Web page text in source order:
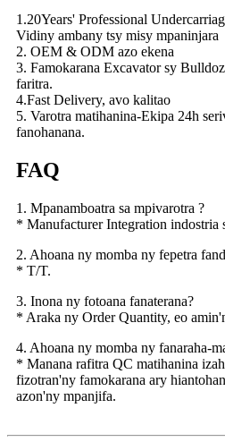
1.20Years' Professional
Vidiny ambany tsy misy mpaninjara
2. OEM & ODM azo ekena
3. Famokarana Excavator sy
faritra.
4.Fast Delivery, avo kalitao
5. Varotra matihanina-Ekipa 24h
fanohanana.
FAQ
1. Mpanamboatra sa mpivarotra ?
* Manufacturer Integration indostria
2. Ahoana ny momba ny fepetra
* T/T.
3. Inona ny fotoana fanaterana?
* Araka ny Order Quantity, eo
4. Ahoana ny momba ny fanaraha-
* Manana rafitra QC matihanina
fizotran'ny famokarana ary
azon'ny mpanjifa.